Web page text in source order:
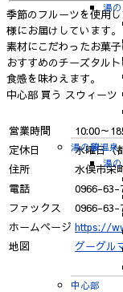
湯
湯の鶴温泉
湯
中心部
季節のフルーツを使用
様にお届けしています。
素材にこだわったお菓
おすすめのチーズタル
食感を味わえます。
中心部 買う スウィーツ
営業時間
10:00～
定休日
水曜日（
住所
水俣市栄
電話
0966-63-
ファックス
0966-63-
ホームページ https://
地図
グーグル